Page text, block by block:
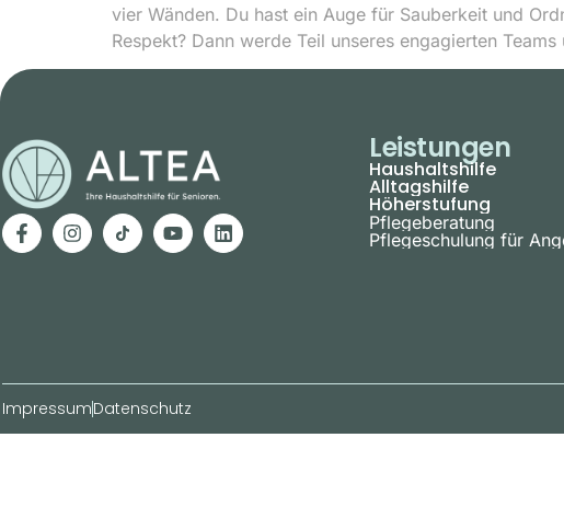
vier Wänden. Du hast ein Auge für Sauberkeit und
Respekt? Dann werde Teil unseres engagierten
Leistungen
Haushaltshilfe
Alltagshilfe
Höherstufung
Pflegeberatung
Pflegeschulung für
ImpressumDatenschutz